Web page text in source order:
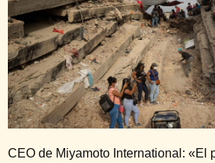
CEO de Miyamoto International: «El